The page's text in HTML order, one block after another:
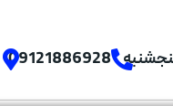
09121886928